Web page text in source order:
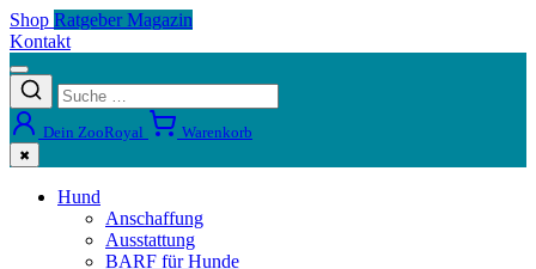
Shop Ratgeber Magazin
Kontakt
Dein ZooRoyal Warenkorb
✖
Hund
Anschaffung
Ausstattung
BARF für Hunde